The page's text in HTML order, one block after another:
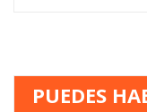
PUEDES